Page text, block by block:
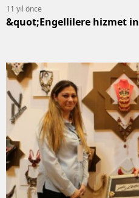
11 yıl önce
&quot;Engellilere hizmet